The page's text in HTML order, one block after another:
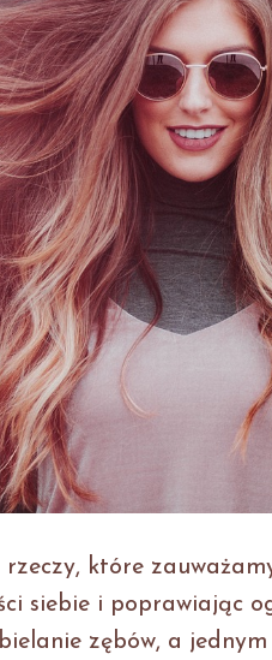
które
siebie i poprawiając
zębów, a